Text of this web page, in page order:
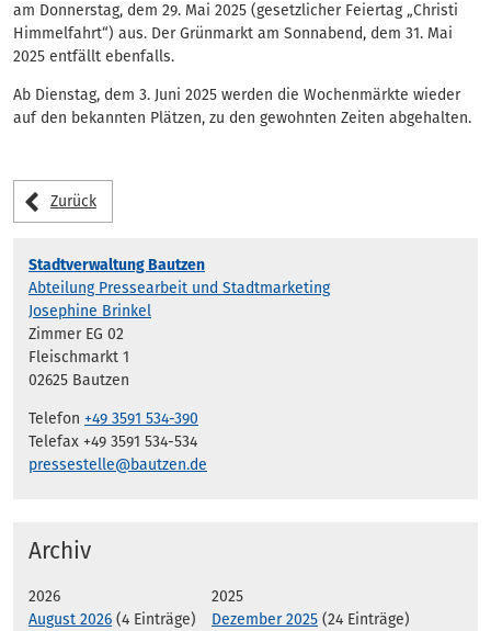
am Donnerstag, dem 29. Mai 2025 (gesetzlicher Feiertag „Christi
Himmelfahrt“) aus. Der Grünmarkt am Sonnabend, dem 31. Mai
2025 entfällt ebenfalls.
Ab Dienstag, dem 3. Juni 2025 werden die Wochenmärkte wieder
auf den bekannten Plätzen, zu den gewohnten Zeiten abgehalten.
Zurück
Stadtverwaltung Bautzen
Abteilung Pressearbeit und Stadtmarketing
Josephine Brinkel
Zimmer EG 02
Fleischmarkt 1
02625 Bautzen
Telefon +49 3591 534-390
Telefax +49 3591 534-534
pressestelle@bautzen.de
Archiv
2026
August 2026 (4 Einträge)
2025
Dezember 2025 (24 Einträge)